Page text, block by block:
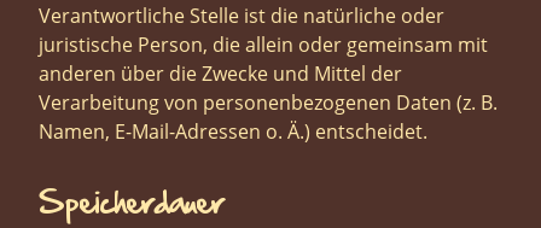
Verantwortliche Stelle ist die natürliche oder
juristische Person, die allein oder gemeinsam mit
anderen über die Zwecke und Mittel der
Verarbeitung von personenbezogenen Daten (z. B.
Namen, E-Mail-Adressen o. Ä.) entscheidet.
Speicherdauer